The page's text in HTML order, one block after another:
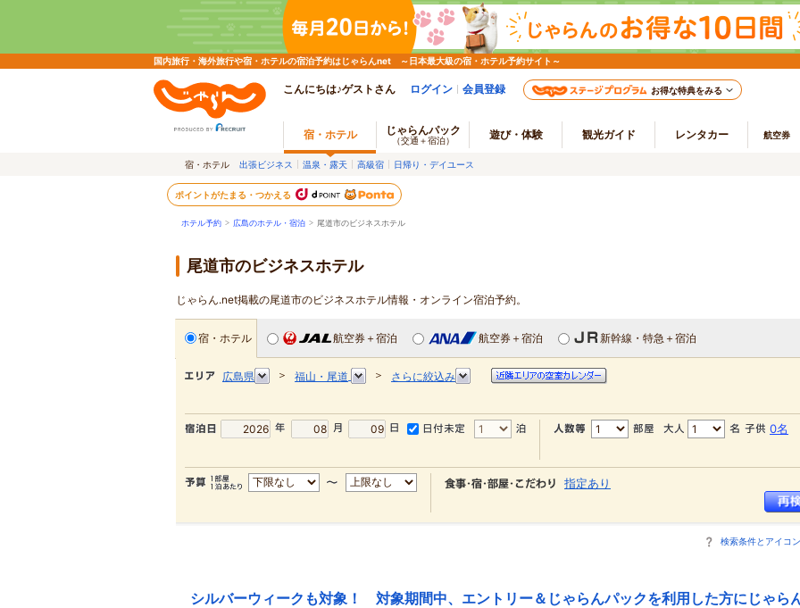
国内旅行・海外旅行や宿・ホテルの宿泊予約はじゃらんnet ～日本最大級の宿・ホテル予約サイト～
こんにちは♪ゲストさん ログイン 会員登録 お得な特典をみる
宿・ホテル じゃらんパック
（交通＋宿泊） 遊び・体験 観光ガイド レンタカー 航空券
宿・ホテル 出張ビジネス 温泉・露天 高級宿 日帰り・デイユース
ポイントがたまる・つかえる
ホテル予約 > 広島のホテル・宿泊 > 尾道市のビジネスホテル
尾道市のビジネスホテル
じゃらん.net掲載の尾道市のビジネスホテル情報・オンライン宿泊予約。
宿・ホテル 航空券＋宿泊 航空券＋宿泊 新幹線・特急＋宿泊
広島県 ＞ 福山・尾道 ＞ さらに絞込み
0名
指定あり
検索条件とアイコ
シルバーウィークも対象！ 対象期間中、エントリー＆じゃらんパックを利用した方にじゃら